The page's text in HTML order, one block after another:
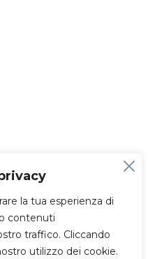
la tua esperienza di
contenuti
traffico. Cliccando
utilizzo dei cookie.